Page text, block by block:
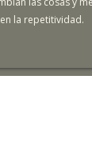
la repetitividad.